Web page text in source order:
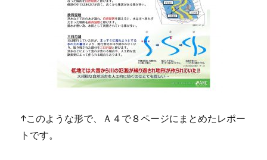
↑このような形で、Ａ４で８ページにまとめたレポー
トです。